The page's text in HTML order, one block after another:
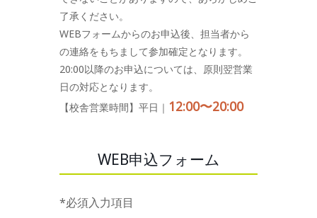
了承ください。
WEBフォームからのお申込後、担当者から
の連絡をもちまして参加確定となります。
20:00以降のお申込については、原則翌営業
日の対応となります。
【校舎営業時間】平日｜ 12:00〜20:00
WEB申込フォーム
*必須入力項目